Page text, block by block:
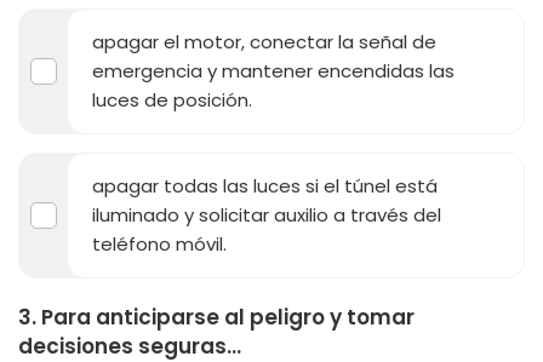
apagar el motor, conectar la señal de
emergencia y mantener encendidas las
luces de posición.
apagar todas las luces si el túnel está
iluminado y solicitar auxilio a través del
teléfono móvil.
3. Para anticiparse al peligro y tomar
decisiones seguras...